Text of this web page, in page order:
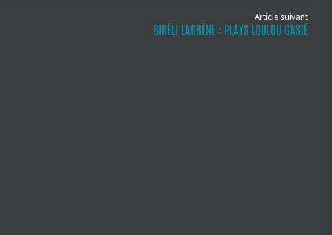
Article suivant
BIRÉLI LAGRÈNE : PLAYS LOULOU GASTÉ